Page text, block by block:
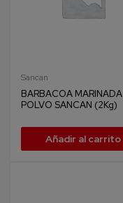
Sancan
BARBACOA MARINADA
POLVO SANCAN (2Kg)
Añadir al carrito